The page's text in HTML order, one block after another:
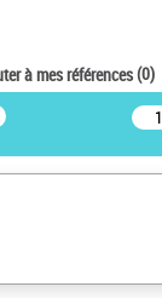
à mes références(0)